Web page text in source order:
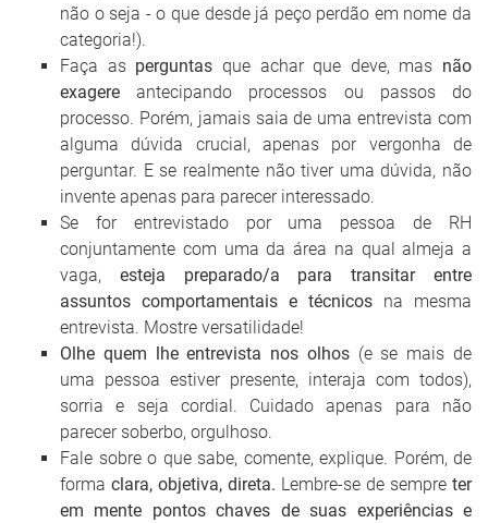
não o seja - o que desde já peço perdão em nome da
categoria!).
Faça as perguntas que achar que deve, mas não
exagere antecipando processos ou passos do
processo. Porém, jamais saia de uma entrevista com
alguma dúvida crucial, apenas por vergonha de
perguntar. E se realmente não tiver uma dúvida, não
invente apenas para parecer interessado.
Se for entrevistado por uma pessoa de RH
conjuntamente com uma da área na qual almeja a
vaga, esteja preparado/a para transitar entre
assuntos comportamentais e técnicos na mesma
entrevista. Mostre versatilidade!
Olhe quem lhe entrevista nos olhos(e se mais de
uma pessoa estiver presente, interaja com todos),
sorria e seja cordial. Cuidado apenas para não
parecer soberbo, orgulhoso.
Fale sobre o que sabe, comente, explique. Porém, de
forma clara, objetiva, direta. Lembre-se de sempre ter
em mente pontos chaves de suas experiências e